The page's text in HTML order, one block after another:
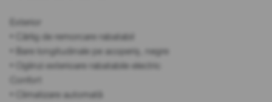
Exterior
• Cârlig de remorcare rabatabil
• Bare longitudinale pe acoperiș, negre
• Oglinzi exterioare rabatabile electric
Confort
• Climatizare automată